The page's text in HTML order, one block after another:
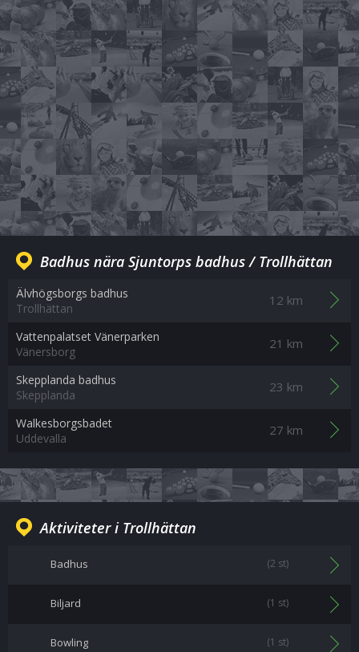
Badhus nära Sjuntorps badhus / Trollhättan
Älvhögsborgs badhus
Trollhättan
12 km
Vattenpalatset Vänerparken
Vänersborg
21 km
Skepplanda badhus
Skepplanda
23 km
Walkesborgsbadet
Uddevalla
27 km
Aktiviteter i Trollhättan
Badhus (2 st)
Biljard (1 st)
Bowling (1 st)